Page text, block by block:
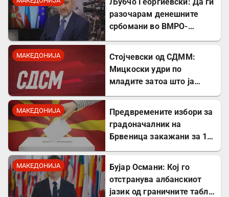
разочарам денешните
србомани во ВМРО-
против Србославија
МАКЕДОНИЈА
Стојчевски од СДММ:
Мицкоски удри по
младите затоа што ја
МАКЕДОНИЈА
Предвремените избори за
градоначалник на
Брвеница закажани за 18
МАКЕДОНИЈА
Бујар Османи: Кој го
отстранува албанскиот
јазик од граничните табли,